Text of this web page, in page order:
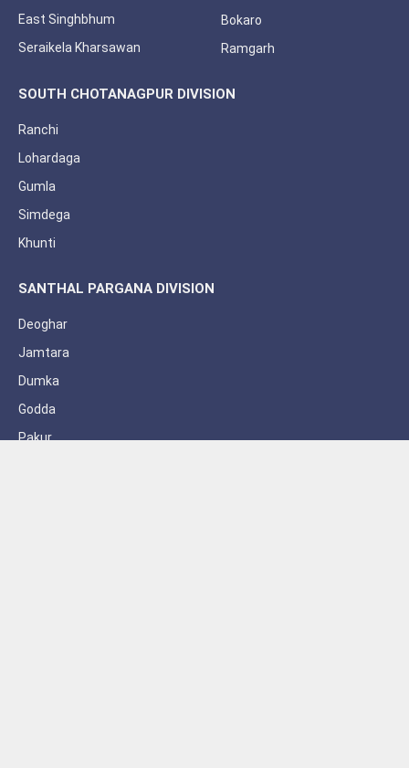
East Singhbhum
Seraikela Kharsawan
Bokaro
Ramgarh
SOUTH CHOTANAGPUR DIVISION
Ranchi
Lohardaga
Gumla
Simdega
Khunti
SANTHAL PARGANA DIVISION
Deoghar
Jamtara
Dumka
Godda
Pakur